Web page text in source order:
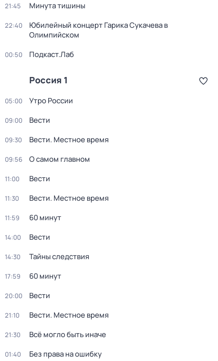
21:45 Минута тишины
22:40
Юбилейный концерт Гарика Сукачева в
Олимпийском
00:50 Подкаст.Лаб
Россия 1
05:00 Утро России
09:00 Вести
09:30 Вести. Местное время
09:56 О самом главном
11:00 Вести
11:30 Вести. Местное время
11:59 60 минут
14:00 Вести
14:30 Тайны следствия
17:59 60 минут
20:00 Вести
21:10 Вести. Местное время
21:30 Всё могло быть иначе
01:40 Без права на ошибку